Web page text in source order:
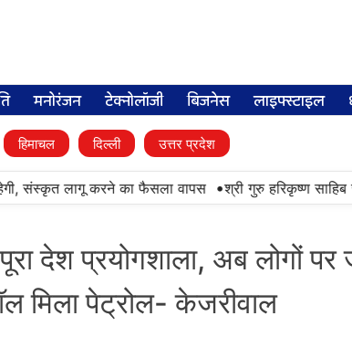
मनोरंजन टेक्नोलॉजी बिजनेस लाइफ्स्टाइल
हिमाचल दिल्ली उत्तर प्रदेश
संस्कृत लागू करने का फैसला वापस • श्री गुरु हरिकृष्ण साहिब
देश प्रयोगशाला, अब लोगों पर
मिला पेट्रोल- केजरीवाल